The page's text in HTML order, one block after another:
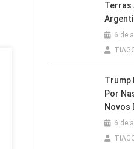
Terras
6 de
Trump
Por
Novos
6 de